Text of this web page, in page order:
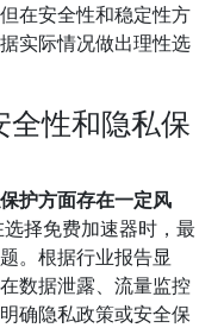
在安全性和稳定性方
实际情况做出理性选
全性和隐私保
护方面存在一定风
择免费加速器时，最
。根据行业报告显
数据泄露、流量监控
确隐私政策或安全保